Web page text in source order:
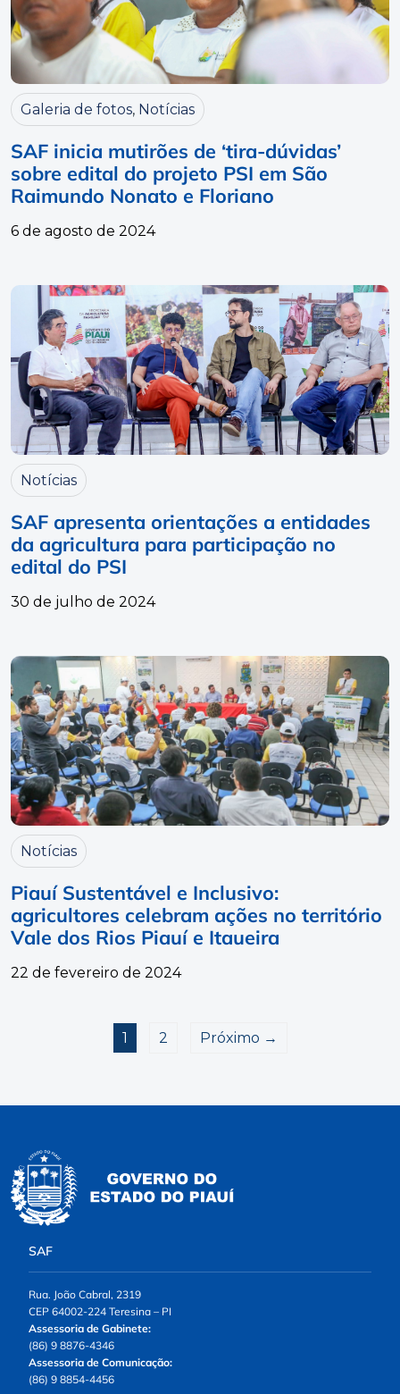
Galeria de fotos, Notícias
SAF inicia mutirões de ‘tira-dúvidas’
sobre edital do projeto PSI em São
Raimundo Nonato e Floriano
6 de agosto de 2024
Notícias
SAF apresenta orientações a entidades
da agricultura para participação no
edital do PSI
30 de julho de 2024
Notícias
Piauí Sustentável e Inclusivo:
agricultores celebram ações no território
Vale dos Rios Piauí e Itaueira
22 de fevereiro de 2024
1 2 Próximo →
SAF
Rua. João Cabral, 2319
CEP 64002-224 Teresina – PI
Assessoria de Gabinete:
(86) 9 8876-4346
Assessoria de Comunicação:
(86) 9 8854-4456